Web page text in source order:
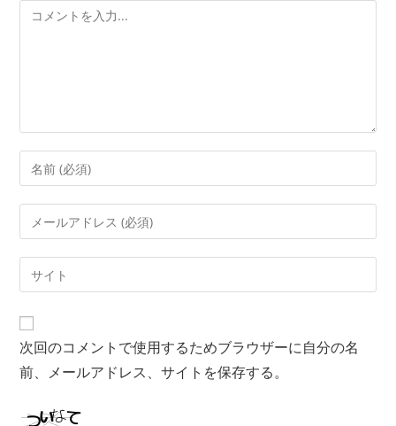
次回のコメントで使用するためブラウザーに自分の名
前、メールアドレス、サイトを保存する。